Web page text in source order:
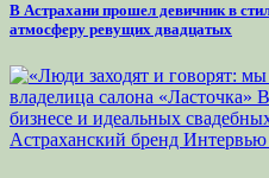
В Астрахани прошел девичник в
атмосферу ревущих двадцатых
Астраханский бренд Интервью